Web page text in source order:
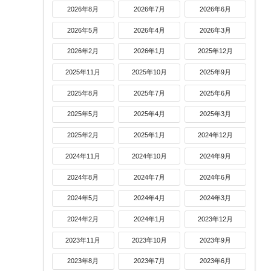
2026年8月 2026年7月 2026年6月
2026年5月 2026年4月 2026年3月
2026年2月 2026年1月 2025年12月
2025年11月 2025年10月 2025年9月
2025年8月 2025年7月 2025年6月
2025年5月 2025年4月 2025年3月
2025年2月 2025年1月 2024年12月
2024年11月 2024年10月 2024年9月
2024年8月 2024年7月 2024年6月
2024年5月 2024年4月 2024年3月
2024年2月 2024年1月 2023年12月
2023年11月 2023年10月 2023年9月
2023年8月 2023年7月 2023年6月